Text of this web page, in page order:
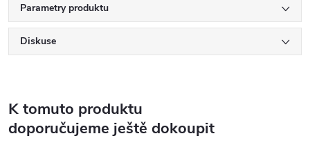
Parametry produktu
Diskuse
K tomuto produktu
doporučujeme ještě dokoupit